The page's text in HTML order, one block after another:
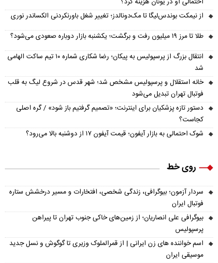
از نیمکت بوندس‌لیگا تا مک‌دونالدز؛ تغییر شغل باورنکردنی الکساندر نوری
طلا تا مرز ۱۹ میلیون رفت و برگشت؛ یکشنبه بازار دوباره صعودی می‌شود؟
انتقال بزرگ از پرسپولیس به پیکان؛ رضا شکاری شماره ۱۰ تیم ساکت الهامی
شد
خانه استقلال و پرسپولیس مشخص شد؛ شهر قدس در شروع لیگ به قلب
فوتبال تهران تبدیل می‌شود
دستور تازه پزشکیان برای اینترنت؛ «تصمیم گرفتیم باز شود» / گره اصلی
کجاست؟
شوک احتمالی به بازار آیفون؛ قیمت آیفون ۱۷ از دوشنبه بالا می‌رود؟
روی خط
سردار آزمون؛ بیوگرافی، زندگی شخصی، افتخارات و مسیر درخشش ستاره
فوتبال ایران
بیوگرافی علی انصاریان؛ از زمین‌های خاکی جنوب تهران تا پیراهن
پرسپولیس
اسم خواننده های زن ایرانی | از قمرالملوک وزیری تا گوگوش و نسل جدید
موسیقی ایران